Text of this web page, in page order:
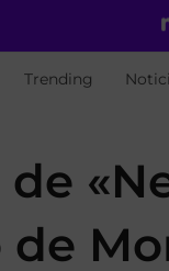
Trending
de